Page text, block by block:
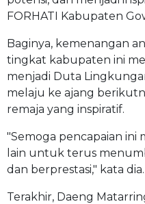
FORHATI Kabupaten
Baginya, kemenangan
tingkat kabupaten ini
menjadi Duta
melaju ke ajang
remaja yang inspiratif.
"Semoga pencapaian ini
lain untuk terus
dan berprestasi," kata dia.
Terakhir, Daeng